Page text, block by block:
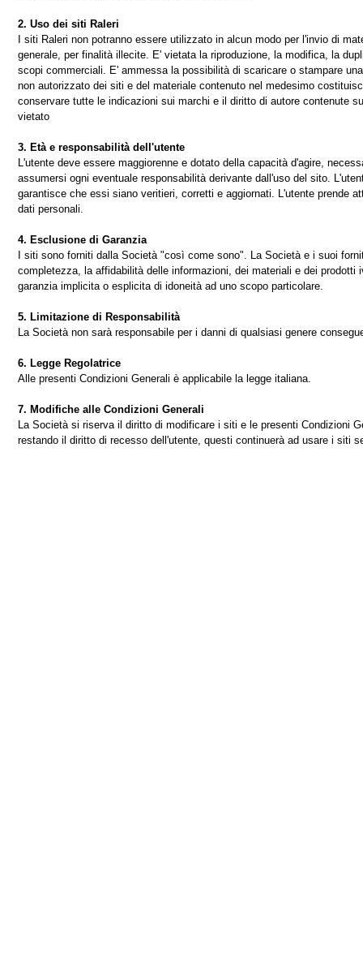
2. Uso dei siti Raleri
I siti Raleri non potranno essere utilizzato in alcun modo per l'invio di
generale, per finalità illecite. E' vietata la riproduzione, la modifica, la
scopi commerciali. E' ammessa la possibilità di scaricare o stampare
non autorizzato dei siti e del materiale contenuto nel medesimo
conservare tutte le indicazioni sui marchi e il diritto di autore contenute
vietato
3. Età e responsabilità dell'utente
L'utente deve essere maggiorenne e dotato della capacità d'agire,
assumersi ogni eventuale responsabilità derivante dall'uso del sito.
garantisce che essi siano veritieri, corretti e aggiornati. L'utente prende
dati personali.
4. Esclusione di Garanzia
I siti sono forniti dalla Società "così come sono". La Società e i suoi
completezza, la affidabilità delle informazioni, dei materiali e dei
garanzia implicita o esplicita di idoneità ad uno scopo particolare.
5. Limitazione di Responsabilità
La Società non sarà responsabile per i danni di qualsiasi genere
6. Legge Regolatrice
Alle presenti Condizioni Generali è applicabile la legge italiana.
7. Modifiche alle Condizioni Generali
La Società si riserva il diritto di modificare i siti e le presenti Condizioni
restando il diritto di recesso dell'utente, questi continuerà ad usare i siti